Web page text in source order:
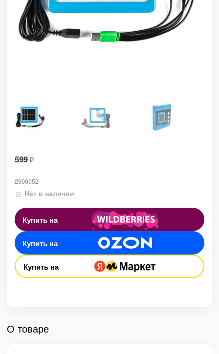
599 ₽
2900052
Нет в наличии
Купить на
Купить на
Купить на
О товаре